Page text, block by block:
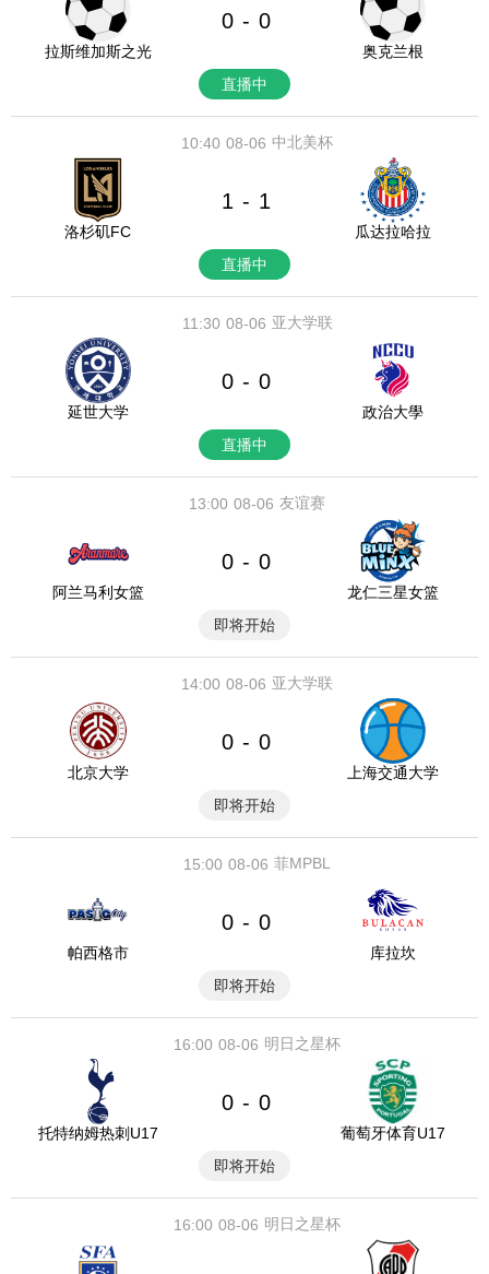
拉斯维加斯之光
0 - 0
奥克兰根
直播中
08-06
10:40 中北美杯
洛杉矶FC
1 - 1
瓜达拉哈拉
直播中
08-06
11:30 亚大学联
延世大学
0 - 0
政治大學
直播中
08-06
13:00 友谊赛
阿兰马利女篮
0 - 0
龙仁三星女篮
即将开始
08-06
14:00 亚大学联
北京大学
0 - 0
上海交通大学
即将开始
08-06
15:00 菲MPBL
帕西格市
0 - 0
库拉坎
即将开始
08-06
16:00 明日之星杯
托特纳姆热刺U17
0 - 0
葡萄牙体育U17
即将开始
08-06
16:00 明日之星杯